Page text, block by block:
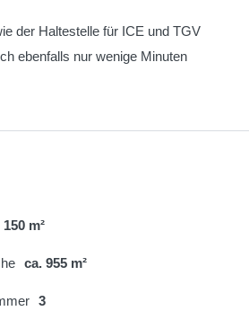
der Haltestelle für ICE und TGV
ebenfalls nur wenige Minuten
150 m²
ca. 955 m²
3